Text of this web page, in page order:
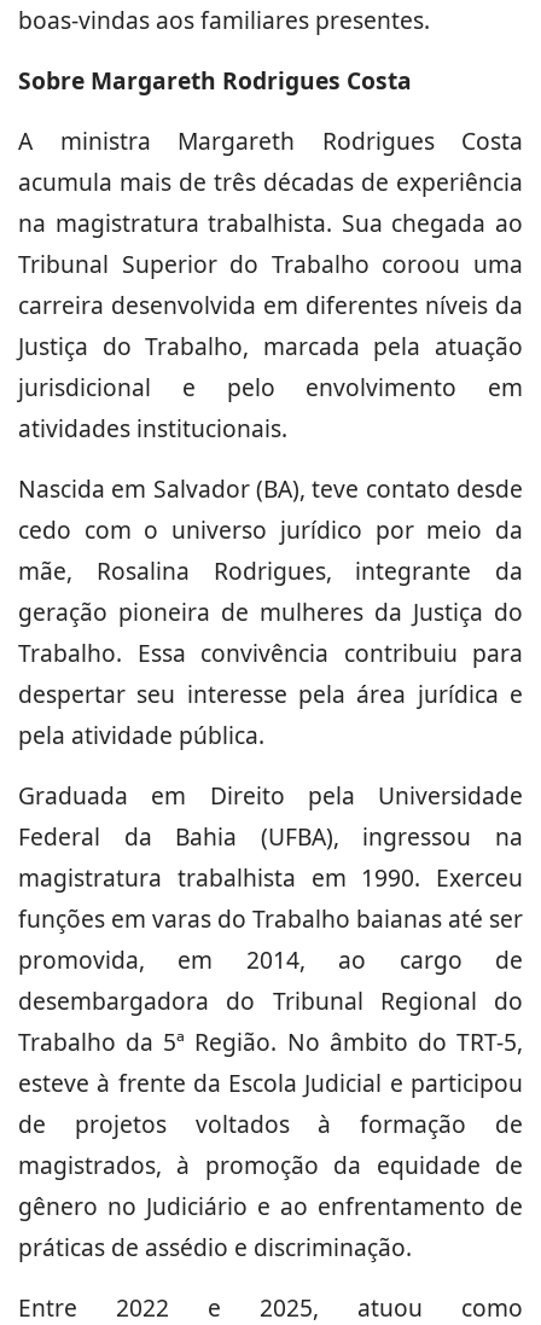
boas-vindas aos familiares presentes.
Sobre Margareth Rodrigues Costa
A ministra Margareth Rodrigues Costa
acumula mais de três décadas de experiência
na magistratura trabalhista. Sua chegada ao
Tribunal Superior do Trabalho coroou uma
carreira desenvolvida em diferentes níveis da
Justiça do Trabalho, marcada pela atuação
jurisdicional e pelo envolvimento em
atividades institucionais.
Nascida em Salvador (BA), teve contato desde
cedo com o universo jurídico por meio da
mãe, Rosalina Rodrigues, integrante da
geração pioneira de mulheres da Justiça do
Trabalho. Essa convivência contribuiu para
despertar seu interesse pela área jurídica e
pela atividade pública.
Graduada em Direito pela Universidade
Federal da Bahia (UFBA), ingressou na
magistratura trabalhista em 1990. Exerceu
funções em varas do Trabalho baianas até ser
promovida, em 2014, ao cargo de
desembargadora do Tribunal Regional do
Trabalho da 5ª Região. No âmbito do TRT-5,
esteve à frente da Escola Judicial e participou
de projetos voltados à formação de
magistrados, à promoção da equidade de
gênero no Judiciário e ao enfrentamento de
práticas de assédio e discriminação.
Entre 2022 e 2025, atuou como